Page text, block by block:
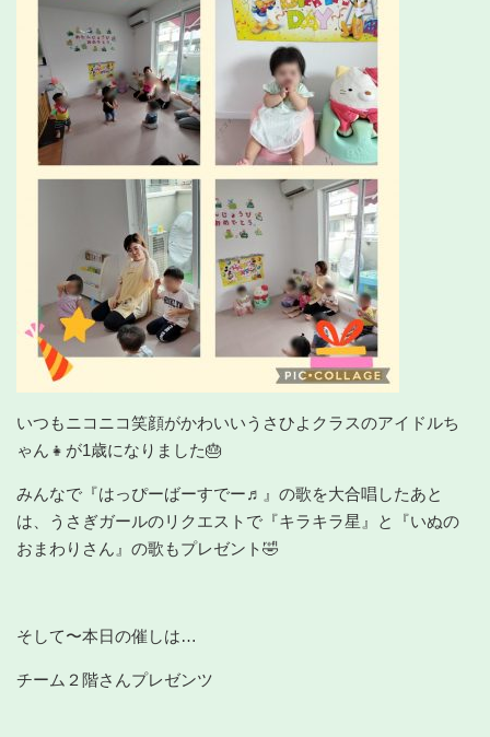
いつもニコニコ笑顔がかわいいうさひよクラスのアイドルち
ゃん👧が1歳になりました🎂
みんなで『はっぴーばーすでー♬』の歌を大合唱したあと
は、うさぎガールのリクエストで『キラキラ星』と『いぬの
おまわりさん』の歌もプレゼント🤣
そして〜本日の催しは…
チーム２階さんプレゼンツ